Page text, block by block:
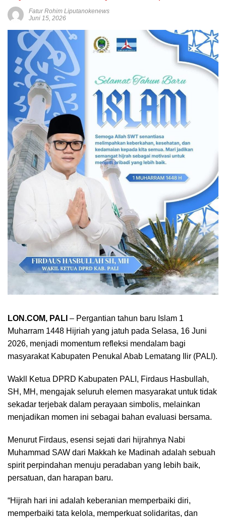
Fatur Rohim Liputanokenews
Juni 15, 2026
LON.COM, PALI – Pergantian tahun baru Islam 1
Muharram 1448 Hijriah yang jatuh pada Selasa, 16 Juni
2026, menjadi momentum refleksi mendalam bagi
masyarakat Kabupaten Penukal Abab Lematang Ilir (PALI).
Wakll Ketua DPRD Kabupaten PALI, Firdaus Hasbullah,
SH, MH, mengajak seluruh elemen masyarakat untuk tidak
sekadar terjebak dalam perayaan simbolis, melainkan
menjadikan momen ini sebagai bahan evaluasi bersama.
Menurut Firdaus, esensi sejati dari hijrahnya Nabi
Muhammad SAW dari Makkah ke Madinah adalah sebuah
spirit perpindahan menuju peradaban yang lebih baik,
persatuan, dan harapan baru.
“Hijrah hari ini adalah keberanian memperbaiki diri,
memperbaiki tata kelola, memperkuat solidaritas, dan